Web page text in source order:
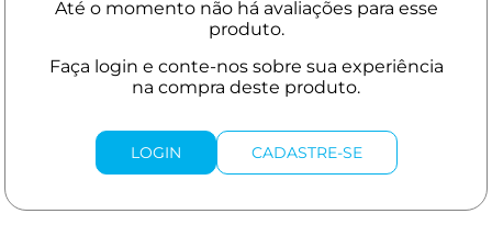
LOGIN CADASTRE-SE